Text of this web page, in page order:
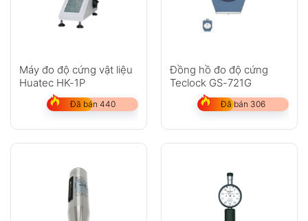
Máy đo độ cứng vật liệu
Huatec HK-1P
Đã bán 440
Đồng hồ đo độ cứng
Teclock GS-721G
Đã bán 306